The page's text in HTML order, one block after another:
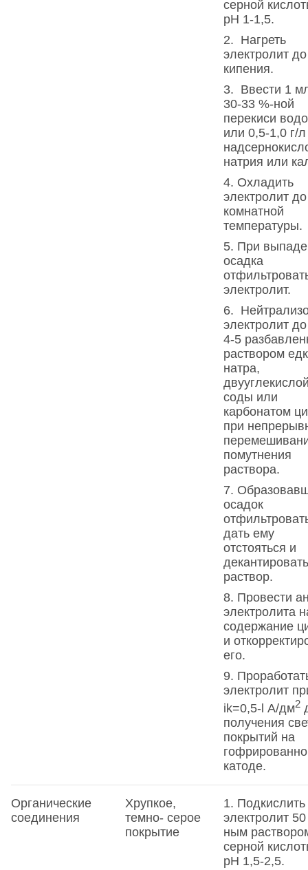
серной
pH 1-1,5.
2. Нагреть
электролит до
кипения.
3. Ввести 1
30-33 %-ной
перекиси
или 0,5-1,0 г/л
натрия или
4. Охладить
электролит до
комнатной
температуры.
5. При
осадка
электролит.
6.
электролит
4-5
раствором
натра,
соды или
карбонатом
при
помутнения
раствора.
7.
осадок
дать ему
отстояться и
декантировать
раствор.
8. Провести
электролита
содержание
и
его.
9.
электролит
ik=0,5-l А/дм2
получения
покрытий на
катоде.
Органические
соединения
Хрупкое,
темно- серое
покрытие
1. Подкислить
электролит
ным
серной
pH 1,5-2,5.